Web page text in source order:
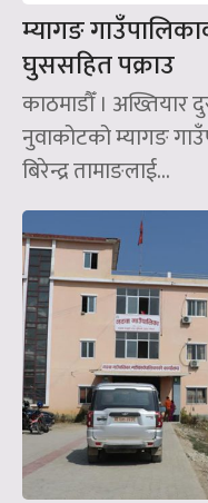
म्यागङ
घुससहित पक्राउ
काठमाडौँ ।
नुवाकोटको म्यागङ
बिरेन्द्र तामाङलाई...